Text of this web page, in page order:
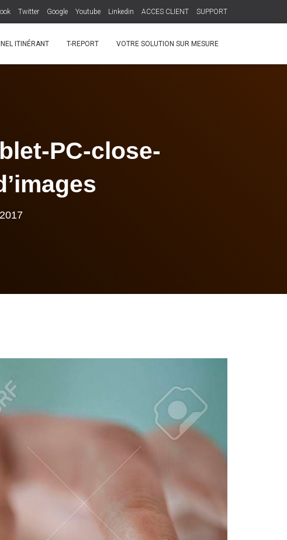
Twitter Google Youtube Linkedin ACCES CLIENT SUPPORT
ITINÉRANT T-REPORT VOTRE SOLUTION SUR MESURE
PC-close-